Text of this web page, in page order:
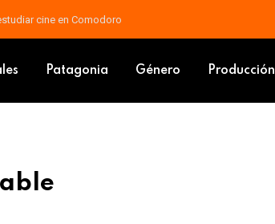
piden que las mejoras vayan al salario básico
Patagonia Género Producción